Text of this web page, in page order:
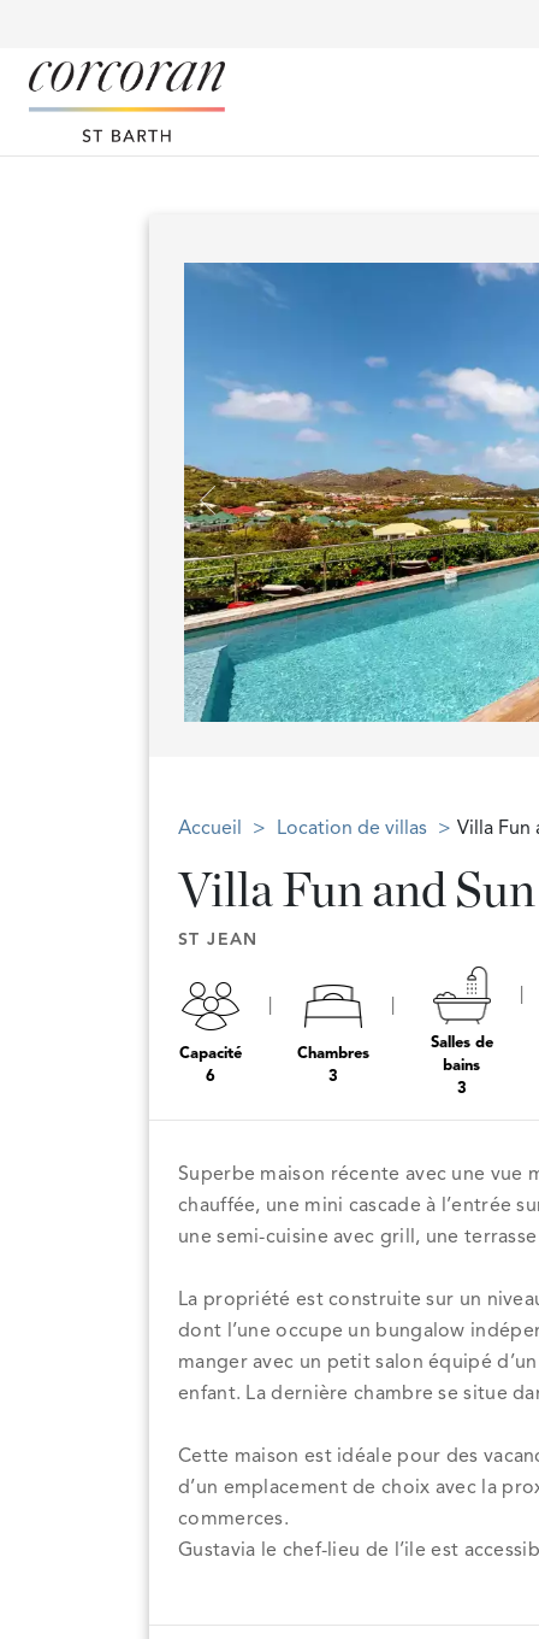
Accueil Location de villas Villa Fun
Villa Fun and Sun
ST JEAN
Capacité
6
Chambres
3
Salles de
bains
3
Superbe maison récente avec une vue
chauffée, une mini cascade à l’entrée
une semi-cuisine avec grill, une
La propriété est construite sur un
dont l’une occupe un bungalow
manger avec un petit salon équipé
enfant. La dernière chambre se situe
Cette maison est idéale pour des
d’un emplacement de choix avec la
commerces.
Gustavia le chef-lieu de l’ile est